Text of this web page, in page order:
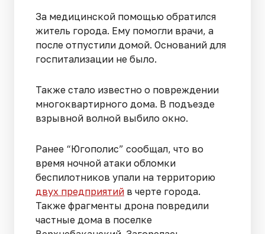
За медицинской помощью обратился
житель города. Ему помогли врачи, а
после отпустили домой. Оснований для
госпитализации не было.
Также стало известно о повреждении
многоквартирного дома. В подъезде
взрывной волной выбило окно.
Ранее “Югополис” сообщал, что во
время ночной атаки обломки
беспилотников упали на территорию
двух предприятий в черте города.
Также фрагменты дрона повредили
частные дома в поселке